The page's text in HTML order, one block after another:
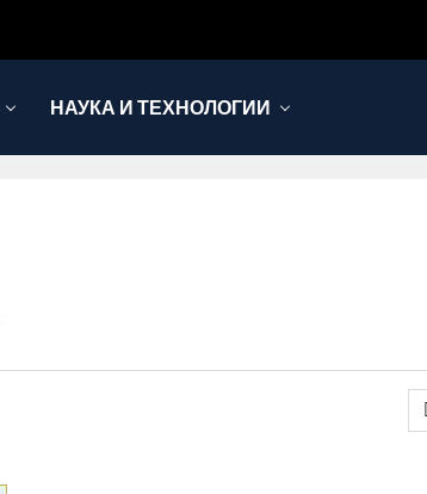
НАУКА И ТЕХНОЛОГИИ